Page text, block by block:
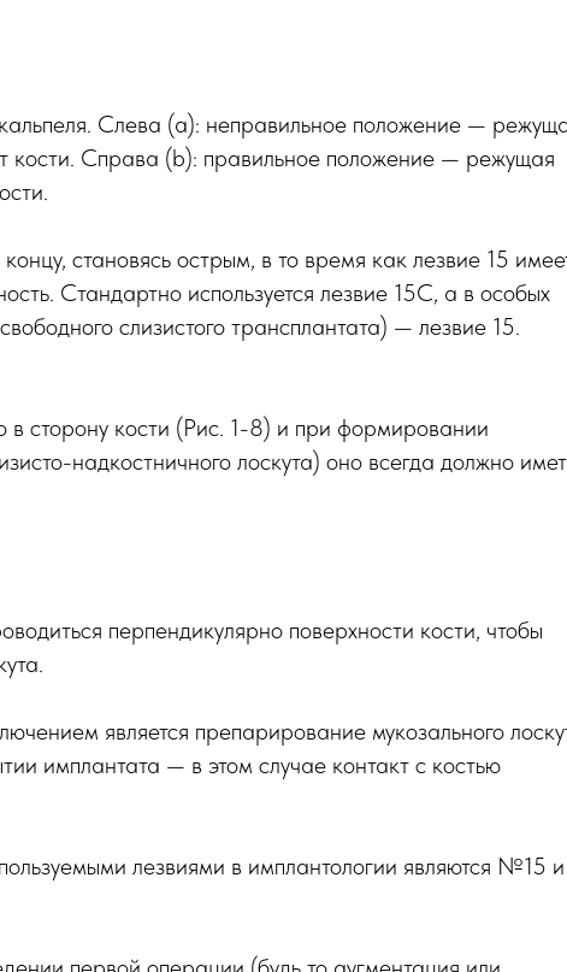
Слева (a): неправильное положение —
кости. Справа (b): правильное положение — режущая
становясь острым, в то время как лезвие 15
Стандартно используется лезвие 15C, а в особых
слизистого трансплантата) — лезвие 15.
сторону кости (Рис. 1-8) и при формировании
надкостничного лоскута) оно всегда должно
перпендикулярно поверхности кости, чтобы
является препарирование мукозального
имплантата — в этом случае контакт с костью
лезвиями в имплантологии являются №15 и